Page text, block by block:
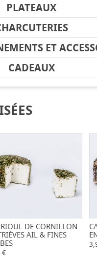
PLATEAUX
ET
CADEAUX
- +
DE CORNILLON
AIL & FINES
€